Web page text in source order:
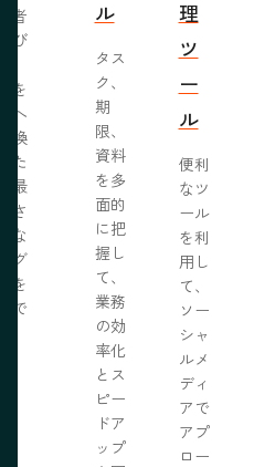
者
び
を
へ
換
た
最
さ
な
グ
を
で
ル
タス
ク、
期
限、
資料
を多
面的
に把
握し
て、
業務
の効
率化
とス
ピー
ドア
ップ
理
ツ
ー
ル
便利
なツ
ール
を利
用し
て、
ソー
シャ
ルメ
ディ
アで
アプ
ロー